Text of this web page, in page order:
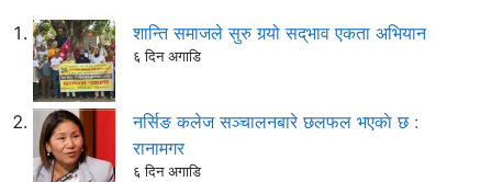
शान्ति समाजले सुरु गर्‍यो सद्‌भाव एकता अभियान
६ दिन अगाडि
नर्सिङ कलेज सञ्चालनबारे छलफल भएकाे छ :
रानामगर
६ दिन अगाडि